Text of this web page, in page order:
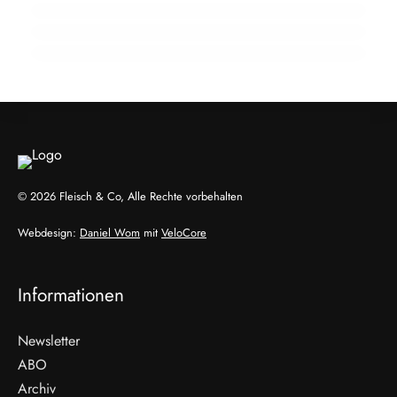
© 2026 Fleisch & Co, Alle Rechte vorbehalten
Webdesign: Daniel Wom mit VeloCore
Informationen
Newsletter
ABO
Archiv